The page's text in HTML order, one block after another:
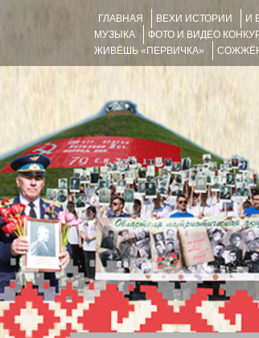
ГЛАВНАЯ ВЕХИ ИСТОРИИ И
МУЗЫКА
ФОТО И ВИДЕО
ЖИВЁШЬ «ПЕРВИЧКА»